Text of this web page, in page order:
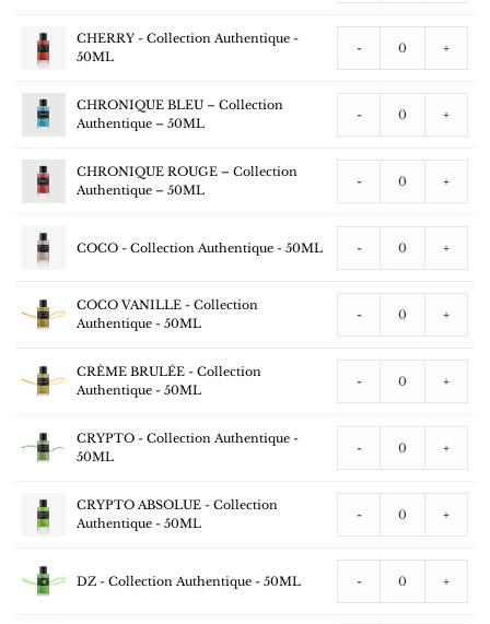
CHERRY - Collection Authentique -
50ML
- +
CHRONIQUE BLEU – Collection
Authentique – 50ML
- +
CHRONIQUE ROUGE – Collection
Authentique – 50ML
- +
COCO - Collection Authentique - 50ML - +
COCO VANILLE - Collection
Authentique - 50ML
- +
CRÈME BRULÉE - Collection
Authentique - 50ML
- +
CRYPTO - Collection Authentique -
50ML
- +
CRYPTO ABSOLUE - Collection
Authentique - 50ML
- +
DZ - Collection Authentique - 50ML - +